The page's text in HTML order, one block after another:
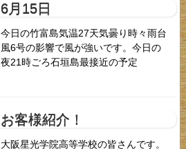
6月15日
今日の竹富島気温27天気曇り時々雨台
風6号の影響で風が強いです。今日の
夜21時ごろ石垣島最接近の予定
お客様紹介！
大阪星光学院高等学校の皆さんです。